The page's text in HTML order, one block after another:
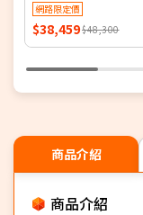
本安裝【限時優惠】
網路限定價
$38,459$48,300
商品介紹
商品介紹